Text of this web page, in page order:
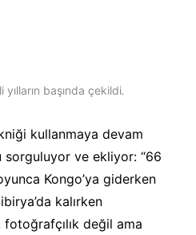
yılların başında çekildi.
kullanmaya devam
ve ekliyor: “66
Kongo’ya giderken
kalırken
değil ama